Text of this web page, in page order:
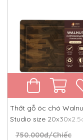
Thớt gỗ óc chó
Studio size
750.000đ/Chiếc